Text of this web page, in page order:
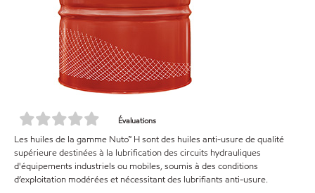
Évaluations
Les huiles de la gamme Nuto™ H sont des huiles anti-usure de qualité
supérieure destinées à la lubrification des circuits hydrauliques
d'équipements industriels ou mobiles, soumis à des conditions
d’exploitation modérées et nécessitant des lubrifiants anti-usure.